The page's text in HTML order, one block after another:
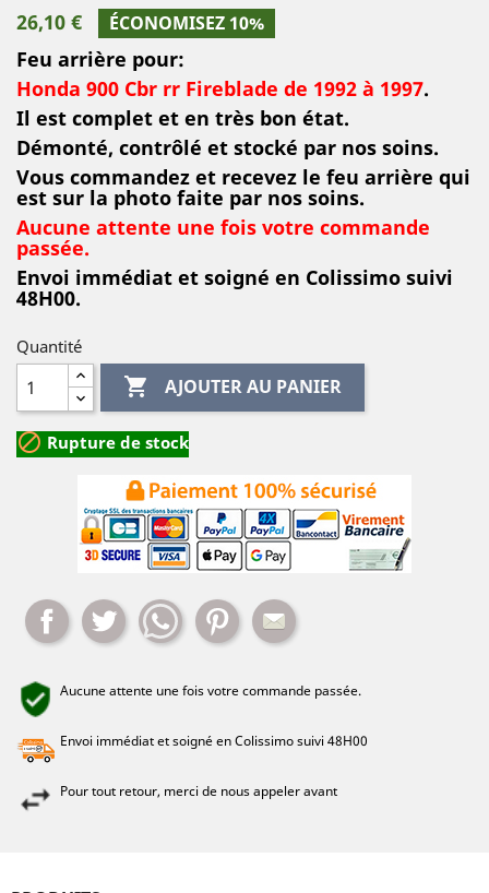
26,10 € ÉCONOMISEZ 10%
Feu arrière pour:
Honda 900 Cbr rr Fireblade de 1992 à 1997.
Il est complet et en très bon état.
Démonté, contrôlé et stocké par nos soins.
Vous commandez et recevez le feu arrière qui
est sur la photo faite par nos soins.
Aucune attente une fois votre commande
passée.
Envoi immédiat et soigné en Colissimo suivi
48H00.
Quantité
 AJOUTER AU PANIER
 Rupture de stock
Partager Tweet WhatsappPinterest
Aucune attente une fois votre commande passée.
Envoi immédiat et soigné en Colissimo suivi 48H00
Pour tout retour, merci de nous appeler avant